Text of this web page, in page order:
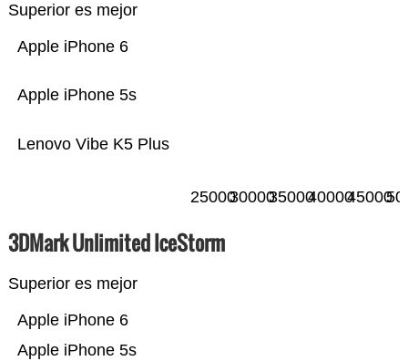
Superior es mejor
Lenovo Vibe K5 Plus
Apple iPhone 5s
Apple iPhone 6
2500030000350004000045000
3DMark Unlimited IceStorm
Superior es mejor
Apple iPhone 5s
Apple iPhone 6